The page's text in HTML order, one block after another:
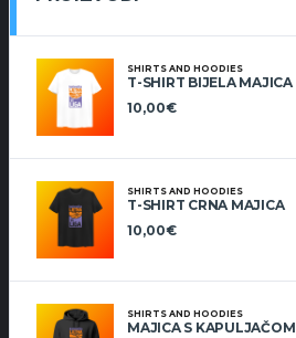
SHIRTS AND HOODIES
T-SHIRT BIJELA MAJICA
10,00€
SHIRTS AND HOODIES
T-SHIRT CRNA MAJICA
10,00€
SHIRTS AND HOODIES
MAJICA S KAPULJAČOM